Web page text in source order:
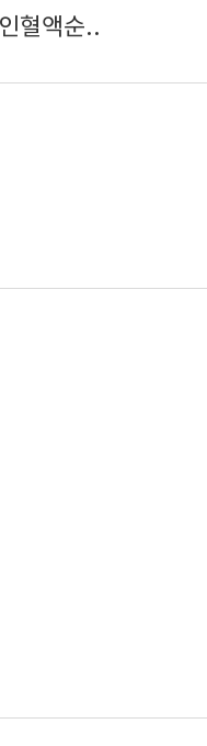
혈액순..